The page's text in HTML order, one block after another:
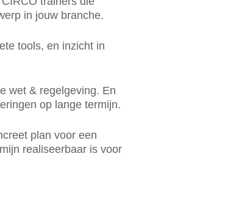
in jouw branche.
tools, en inzicht in
wet & regelgeving. En
op lange termijn.
plan voor een
realiseerbaar is voor